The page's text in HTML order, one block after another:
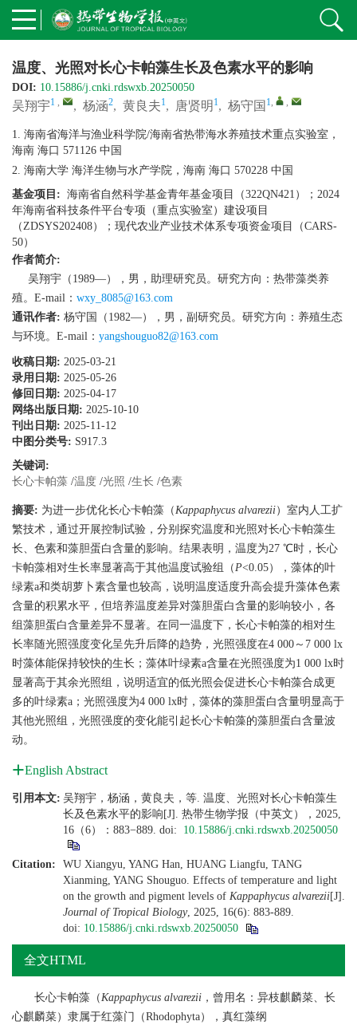
温度、光照对长心卡帕藻生长及色素水平的影响
DOI: 10.15886/j.cnki.rdswxb.20250050
吴翔宇1 , , 杨涵2, 黄良夫1, 唐贤明 1, 杨守国 1, ,
1. 海南省海洋与渔业科学院/海南省热带海水养殖技术重点实验室，
海南 海口 571126 中国
2. 海南大学 海洋生物与水产学院，海南 海口 570228 中国
基金项目: 海南省自然科学基金青年基金项目（322QN421）；2024
年海南省科技条件平台专项（重点实验室）建设项目
（ZDSYS202408）；现代农业产业技术体系专项资金项目（CARS-
50）
作者简介:
吴翔宇（1989—），男，助理研究员。研究方向：热带藻类养
殖。E-mail： wxy_8085@163.com
通讯作者: 杨守国（1982—），男，副研究员。研究方向：养殖生态
与环境。E-mail： yangshouguo82@163.com
收稿日期: 2025-03-21
录用日期: 2025-05-26
修回日期: 2025-04-17
网络出版日期: 2025-10-10
刊出日期: 2025-11-12
中图分类号: S917.3
关键词:
长心卡帕藻 /温度 /光照 /生长 /色素
摘要: 为进一步优化长心卡帕藻（Kappaphycus alvarezii）室内人工扩
繁技术，通过开展控制试验，分别探究温度和光照对长心卡帕藻生
长、色素和藻胆蛋白含量的影响。结果表明，温度为27 ℃时，长心
卡帕藻相对生长率显著高于其他温度试验组（P<0.05），藻体的叶
绿素a和类胡萝卜素含量也较高，说明温度适度升高会提升藻体色素
含量的积累水平，但培养温度差异对藻胆蛋白含量的影响较小，各
组藻胆蛋白含量差异不显著。在同一温度下，长心卡帕藻的相对生
长率随光照强度变化呈先升后降的趋势，光照强度在4 000～7 000 lx
时藻体能保持较快的生长；藻体叶绿素a含量在光照强度为1 000 lx时
显著高于其余光照组，说明适宜的低光照会促进长心卡帕藻合成更
多的叶绿素a；光照强度为4 000 lx时，藻体的藻胆蛋白含量明显高于
其他光照组，光照强度的变化能引起长心卡帕藻的藻胆蛋白含量波
动。
English Abstract
引用本文: 吴翔宇，杨涵，黄良夫，等. 温度、光照对长心卡帕藻生
长及色素水平的影响[J]. 热带生物学报（中英文），2025,
16（6）：883−889. doi: 10.15886/j.cnki.rdswxb.20250050
Citation:
WU Xiangyu, YANG Han, HUANG Liangfu, TANG
Xianming, YANG Shouguo. Effects of temperature and light
on the growth and pigment levels of Kappaphycus alvarezii[J].
Journal of Tropical Biology, 2025, 16(6): 883-889.
doi: 10.15886/j.cnki.rdswxb.20250050
全文HTML
长心卡帕藻（Kappaphycus alvarezii ，曾用名：异枝麒麟菜、长
心麒麟菜）隶属于红藻门（Rhodophyta），真红藻纲